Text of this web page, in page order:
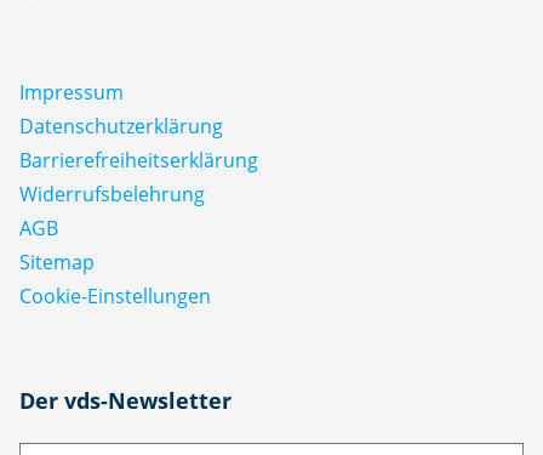
Impressum
Datenschutz­erklärung
Barrierefreiheitserklärung
Widerrufsbelehrung
AGB
Sitemap
Cookie-Einstellungen
Der vds-Newsletter
N